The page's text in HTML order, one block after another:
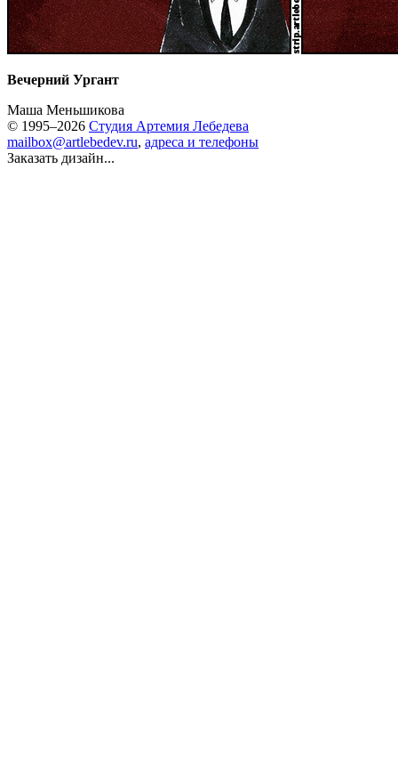
Вечерний Ургант
Маша Меньшикова
© 1995–2026 Студия Артемия Лебедева
mailbox@artlebedev.ru, адреса и телефоны
Заказать дизайн...